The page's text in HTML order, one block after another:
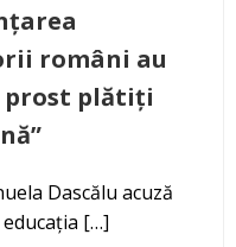
români au
prost plătiți
Dascălu acuză
[…]